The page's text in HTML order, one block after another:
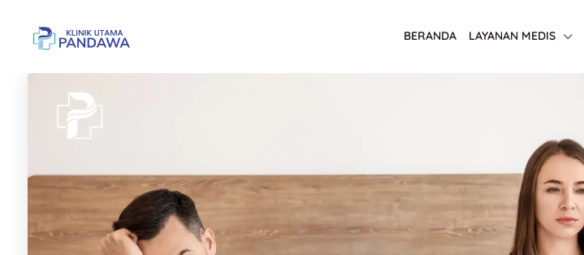
BERANDA LAYANAN MEDIS